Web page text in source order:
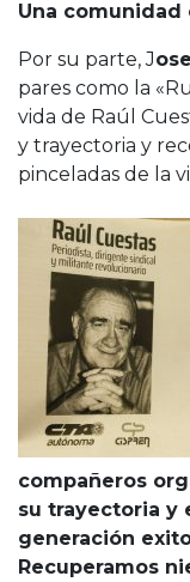
Una comunidad
Por su parte, J
pares como la
vida de Raúl
y trayectoria y
pinceladas de la
compañeros
su trayectoria y
generación
Recuperamos